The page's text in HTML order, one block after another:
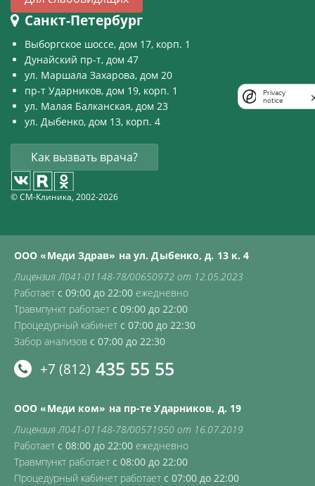
Санкт-Петербург
Выборгское шоссе, дом 17, корп. 1
Дунайский пр-т, дом 47
ул. Маршала Захарова, дом 20
пр-т Ударников, дом 19, корп. 1
ул. Малая Балканская, дом 23
ул. Дыбенко, дом 13, корп. 4
Как вызвать врача?
© СМ-Клиника, 2002-2026
ООО «Меди Здрав» на ул. Дыбенко, д. 13 к. 4
Лицензия Л041-01148-78/00650972 от 12.05.2023
Работает с 09:00 до 22:00 ежедневно
Травмпункт работает с 09:00 до 22:00
Процедурный кабинет с 07:00 до 22:30
Забор анализов с 07:00 до 22:30
+7 (812) 435 55 55
ООО «Меди ком» на пр-те Ударников, д. 19
Лицензия Л041-01148-78/00571950 от 16.07.2019
Работает с 08:00 до 22:00 ежедневно
Травмпункт работает с 08:00 до 22:00
Процедурный кабинет работает с 07:00 до 22:00
Privacy
notice